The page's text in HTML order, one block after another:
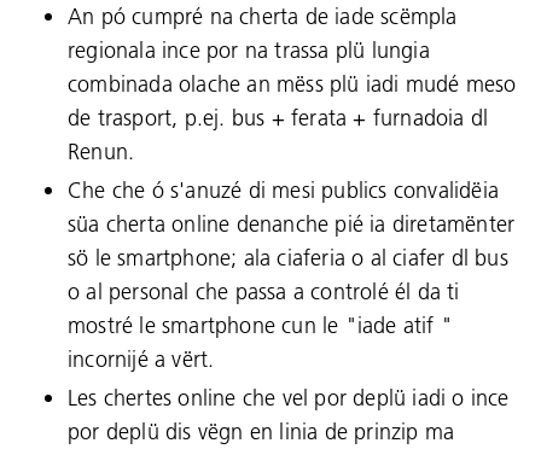
An pó cumpré na cherta de iade scëmpla
regionala ince por na trassa plü lungia
combinada olache an mëss plü iadi mudé meso
de trasport, p.ej. bus + ferata + furnadoia dl
Renun.
Che che ó s'anuzé di mesi publics convalidëia
süa cherta online denanche pié ia diretamënter
sö le smartphone; ala ciaferia o al ciafer dl bus
o al personal che passa a controlé él da ti
mostré le smartphone cun le "iade atif "
incornijé a vërt.
Les chertes online che vel por deplü iadi o ince
por deplü dis vëgn en linia de prinzip ma